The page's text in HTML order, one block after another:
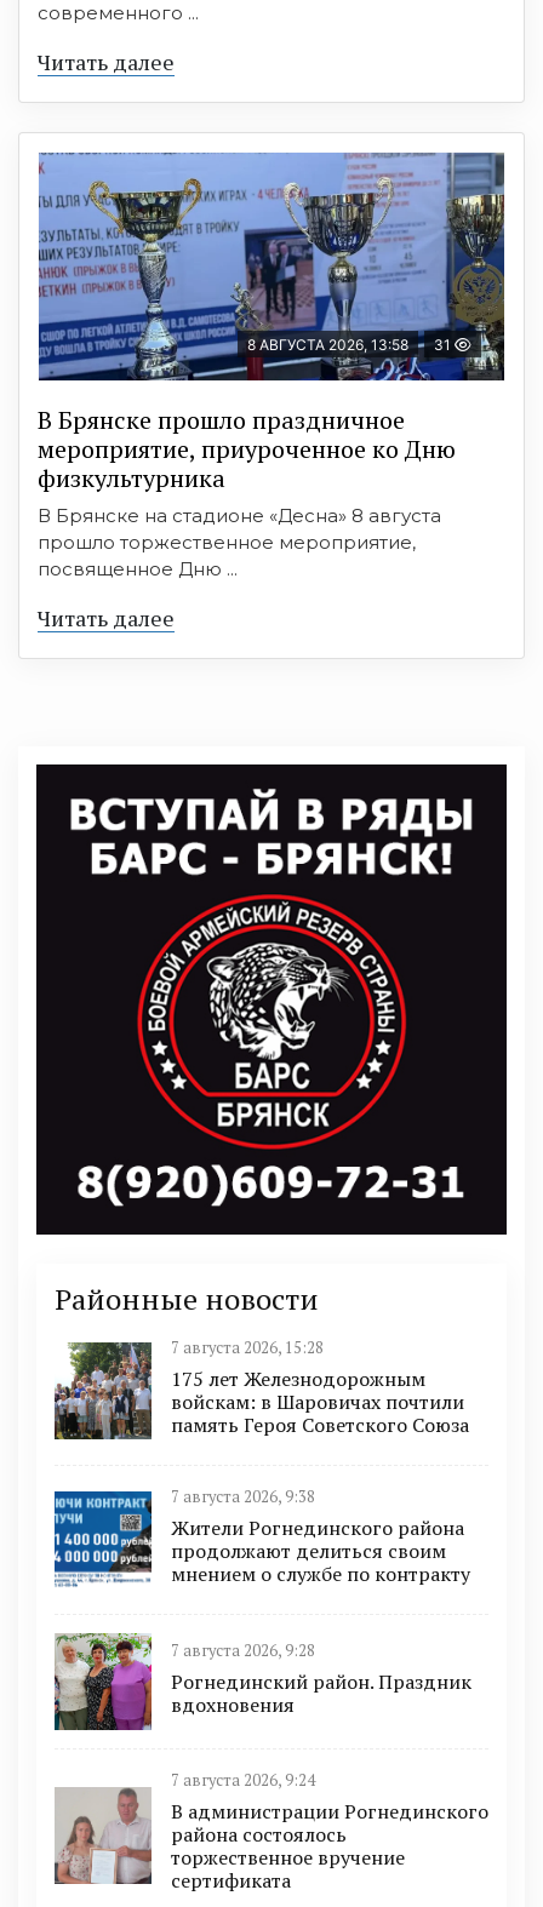
современного ...
Читать далее
8 АВГУСТА 2026, 13:58 31
В Брянске прошло праздничное
мероприятие, приуроченное ко Дню
физкультурника
В Брянске на стадионе «Десна» 8 августа
прошло торжественное мероприятие,
посвященное Дню ...
Читать далее
Районные новости
7 августа 2026, 15:28
175 лет Железнодорожным
войскам: в Шаровичах почтили
память Героя Советского Союза
7 августа 2026, 9:38
Жители Рогнединского района
продолжают делиться своим
мнением о службе по контракту
7 августа 2026, 9:28
Рогнединский район. Праздник
вдохновения
7 августа 2026, 9:24
В администрации Рогнединского
района состоялось
торжественное вручение
сертификата